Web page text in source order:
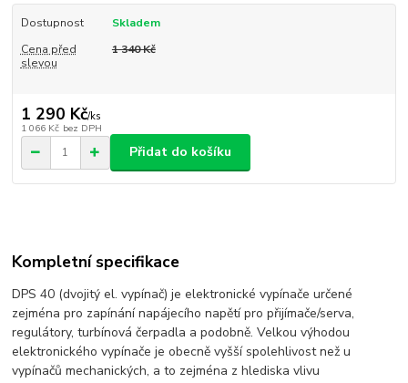
Dostupnost
Skladem
Cena před
slevou
1 340 Kč
1 290 Kč/ks
1 066 Kč bez DPH
Přidat do košíku
Kompletní specifikace
DPS 40 (dvojitý el. vypínač) je elektronické vypínače určené
zejména pro zapínání napájecího napětí pro přijímače/serva,
regulátory, turbínová čerpadla a podobně. Velkou výhodou
elektronického vypínače je obecně vyšší spolehlivost než u
vypínačů mechanických, a to zejména z hlediska vlivu